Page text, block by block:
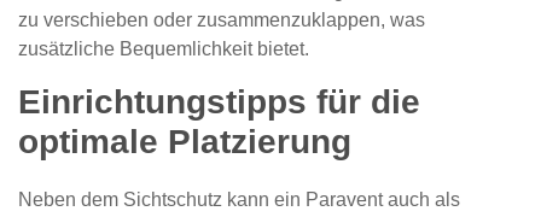
zu verschieben oder zusammenzuklappen, was
zusätzliche Bequemlichkeit bietet.
Einrichtungstipps für die
optimale Platzierung
Neben dem Sichtschutz kann ein Paravent auch als